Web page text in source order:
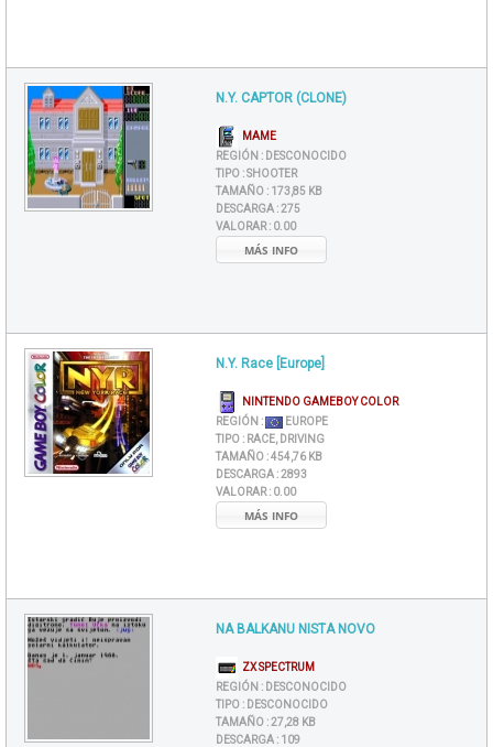
N.Y. CAPTOR (CLONE)
MAME
REGIÓN : DESCONOCIDO
TIPO :SHOOTER
TAMAÑO : 173,85 KB
DESCARGA :275
VALORAR : 0.00
MÁS INFO
N.Y. Race [Europe]
NINTENDO GAMEBOY COLOR
REGIÓN :
EUROPE
TIPO : RACE, DRIVING
TAMAÑO :454,76 KB
DESCARGA :2893
VALORAR : 0.00
MÁS INFO
NA BALKANU NISTA NOVO
ZX SPECTRUM
REGIÓN : DESCONOCIDO
TIPO : DESCONOCIDO
TAMAÑO :27,28 KB
DESCARGA : 109